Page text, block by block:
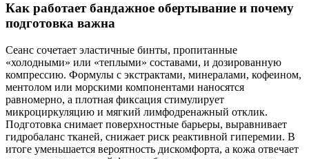
Как работает бандажное обертывание и почему
подготовка важна
Сеанс сочетает эластичные бинты, пропитанные
«холодными» или «теплыми» составами, и дозированную
компрессию. Формулы с экстрактами, минералами, кофеином,
ментолом или морскими компонентами наносятся
равномерно, а плотная фиксация стимулирует
микроциркуляцию и мягкий лимфодренажный отклик.
Подготовка снимает поверхностные барьеры, выравнивает
гидробаланс тканей, снижает риск реактивной гиперемии. В
итоге уменьшается вероятность дискомфорта, а кожа отвечает